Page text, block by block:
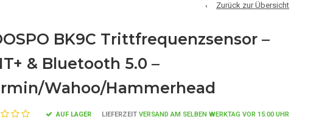
Zurück zur Übersicht
BK9C Trittfrequenzsensor –
& Bluetooth 5.0 –
Wahoo/Hammerhead
AUF LAGER LIEFERZEITVERSAND AM SELBEN WERKTAG VOR 15:00 UHR